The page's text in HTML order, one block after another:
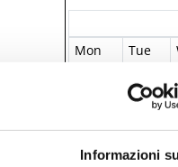
Informazioni
Mon
Tue
03
09
10
16
17